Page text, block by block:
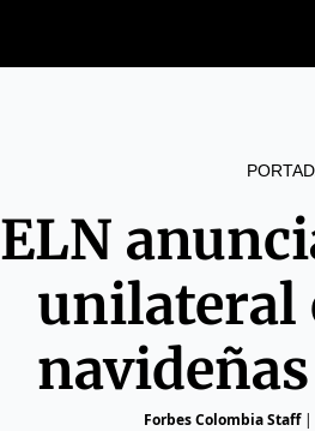
ELN
unilateral
Forbes Colombia Staff|